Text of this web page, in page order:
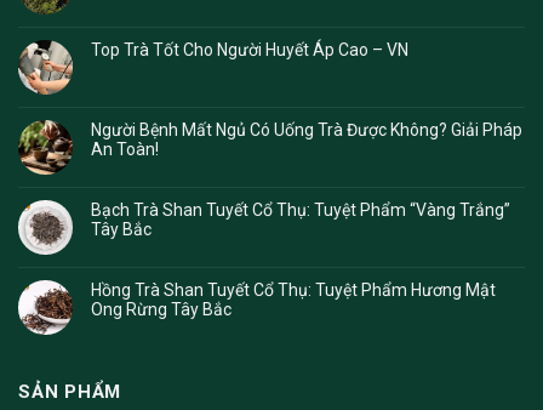
Top Trà Tốt Cho Người Huyết Áp Cao – VN
Người Bệnh Mất Ngủ Có Uống Trà Được Không? Giải Pháp
An Toàn!
Bạch Trà Shan Tuyết Cổ Thụ: Tuyệt Phẩm “Vàng Trắng”
Tây Bắc
Hồng Trà Shan Tuyết Cổ Thụ: Tuyệt Phẩm Hương Mật
Ong Rừng Tây Bắc
SẢN PHẨM